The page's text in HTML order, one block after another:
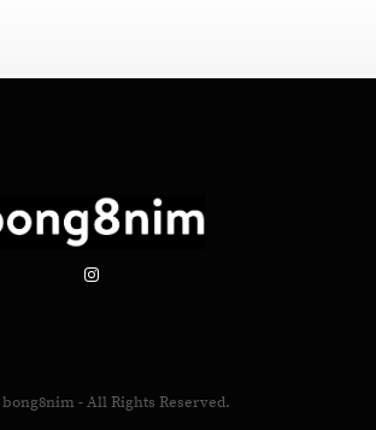
bong8nim - All Rights Reserved.